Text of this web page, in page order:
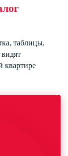
таблицы,
квартире